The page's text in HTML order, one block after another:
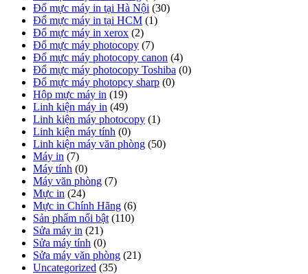
Đổ mực máy in tại Hà Nội (30)
Đổ mực máy in tại HCM (1)
Đổ mực máy in xerox (2)
Đổ mực máy photocopy (7)
Đổ mực máy photocopy canon (4)
Đổ mực máy photocopy Toshiba (0)
Đổ mực máy photopcy sharp (0)
Hộp mực máy in (19)
Linh kiện máy in (49)
Linh kiện máy photocopy (1)
Linh kiện máy tính (0)
Linh kiện máy văn phòng (50)
Máy in (7)
Máy tính (0)
Máy văn phòng (7)
Mực in (24)
Mực in Chính Hãng (6)
Sản phẩm nổi bật (110)
Sửa máy in (21)
Sửa máy tính (0)
Sửa máy văn phòng (21)
Uncategorized (35)